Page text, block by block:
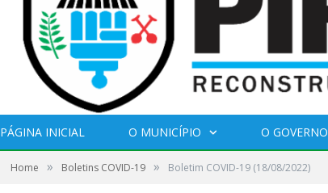
PÁGINA INICIAL O MUNICÍPIO O GOVERNO
Home » Boletins COVID-19 » Boletim COVID-19 (18/08/2022)